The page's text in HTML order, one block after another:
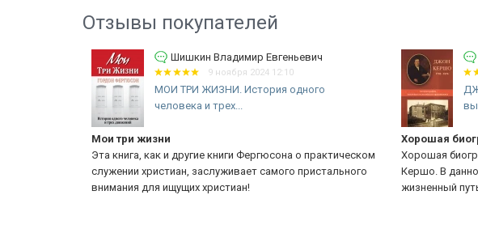
Отзывы покупателей
Шишкин Владимир Евгеньевич
9 ноября 2024 12:10
МОИ ТРИ ЖИЗНИ. История одного
человека и трех...
Мои три жизни
Эта книга, как и другие книги Фергюсона о практическом
служении христиан, заслуживает самого пристального
внимания для ищущих христиан!
Хорошая
Хорошая
Кершо. В
жизненный